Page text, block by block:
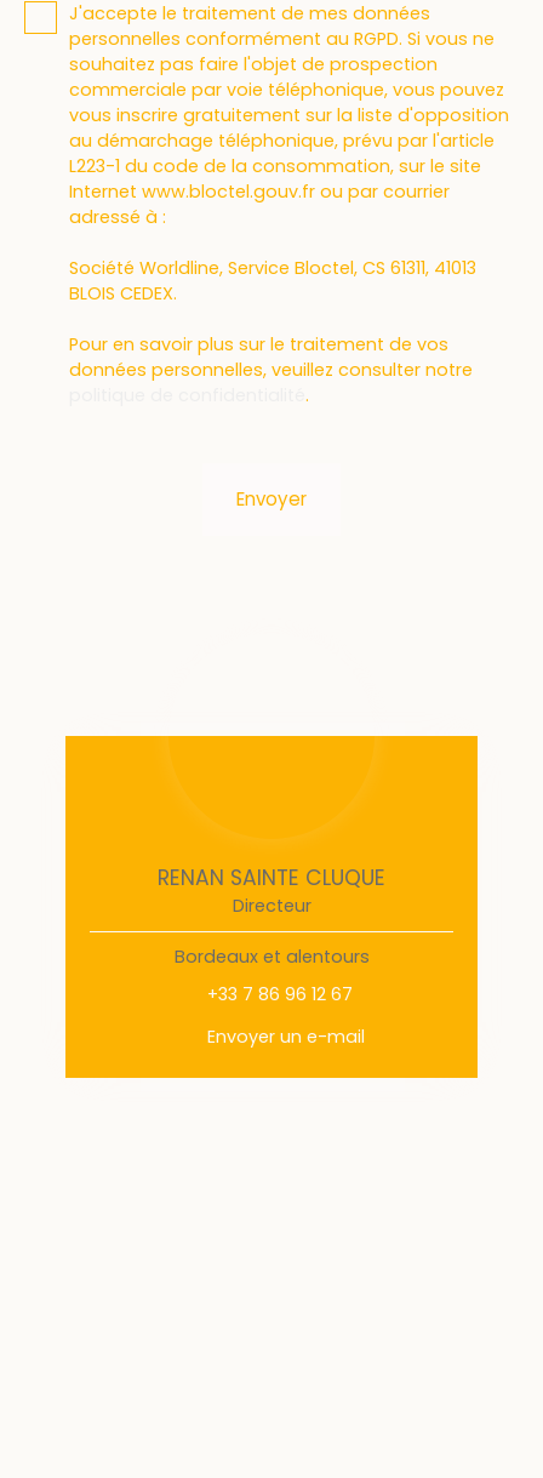
J'accepte le traitement de mes données
personnelles conformément au RGPD. Si vous ne
souhaitez pas faire l'objet de prospection
commerciale par voie téléphonique, vous pouvez
vous inscrire gratuitement sur la liste d'opposition
au démarchage téléphonique, prévu par l'article
L223-1 du code de la consommation, sur le site
Internet www.bloctel.gouv.fr ou par courrier
adressé à :
Société Worldline, Service Bloctel, CS 61311, 41013
BLOIS CEDEX.
Pour en savoir plus sur le traitement de vos
données personnelles, veuillez consulter notre
.
Envoyer
RENAN SAINTE CLUQUE
Directeur
Bordeaux et alentours
+33 7 86 96 12 67
Envoyer un e-mail